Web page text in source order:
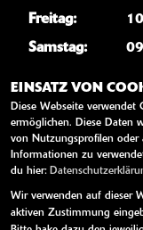
Freitag:
Samstag:
Termine können
außerhalb
vereinbart
WEITERE LINKS
EINSATZ VON
Diese Webseite verwendet
ermöglichen. Diese Daten
von Nutzungsprofilen oder
Informationen zu
du hier:
Wir verwenden auf dieser
aktiven Zustimmung